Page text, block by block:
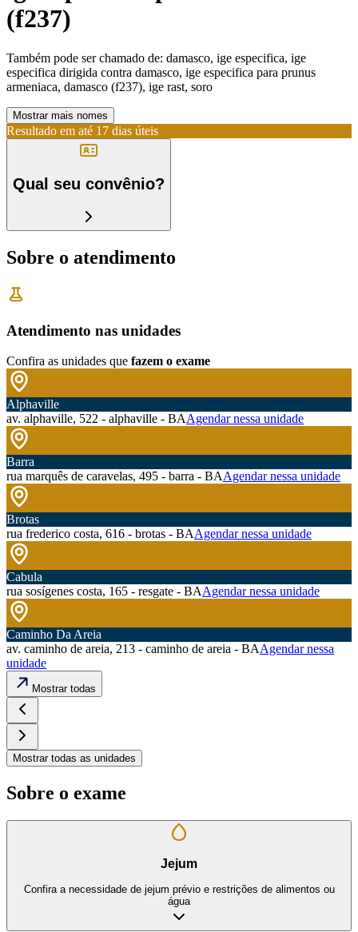
(f237)
Também pode ser chamado de: damasco, ige especifica, ige
especifica dirigida contra damasco, ige especifica para prunus
armeniaca, damasco (f237), ige rast, soro
Mostrar mais nomes
Resultado em até 17 dias úteis
Qual seu convênio?
Sobre o atendimento
Atendimento nas unidades
Confira as unidades que fazem o exame
Alphaville
av. alphaville, 522 - alphaville - BAAgendar nessa unidade
Barra
rua marquês de caravelas, 495 - barra - BAAgendar nessa unidade
Brotas
rua frederico costa, 616 - brotas - BAAgendar nessa unidade
Cabula
rua sosígenes costa, 165 - resgate - BAAgendar nessa unidade
Caminho Da Areia
av. caminho de areia, 213 - caminho de areia - BAAgendar nessa
unidade
Mostrar todas
Mostrar todas as unidades
Sobre o exame
Jejum
Confira a necessidade de jejum prévio e restrições de alimentos ou
água